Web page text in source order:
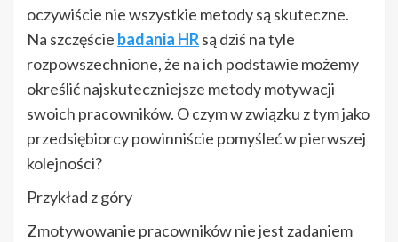
oczywiście nie wszystkie metody są skuteczne.
Na szczęście badania HRsą dziś na tyle
rozpowszechnione, że na ich podstawie możemy
określić najskuteczniejsze metody motywacji
swoich pracowników. O czym w związku z tym jako
przedsiębiorcy powinniście pomyśleć w pierwszej
kolejności?
Przykład z góry
Zmotywowanie pracowników nie jest zadaniem